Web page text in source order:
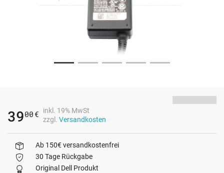
3900 €
inkl. 19% MwSt
zzgl. Versandkosten
Ab 150€ versandkostenfrei
30 Tage Rückgabe
Original Dell Produkt